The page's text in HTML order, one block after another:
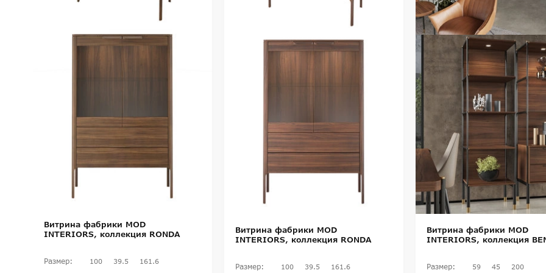
Витрина фабрики MOD
INTERIORS, коллекция RONDA
Размер: 100 39.5 161.6
Витрина фабрики MOD
INTERIORS, коллекция RONDA
Размер: 100 39.5 161.6
Витрина фабрики MOD
INTERIORS, коллекция
Размер: 59 45 200